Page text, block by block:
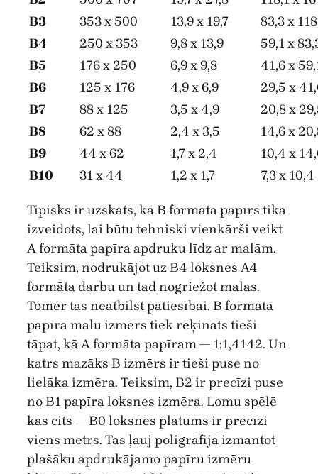
B3
353 x 500 13,9 x 19,7
83,3 x
B4
250 x 353 9,8 x 13,9
59,1 x
B5
176 x 250 6,9 x 9,8
41,6 x
B6
125 x 176 4,9 x 6,9
29,5 x
B7
88 x 125 3,5 x 4,9
20,8 x
B8
62 x 88 2,4 x 3,5
14,6 x
B9
44 x 62 1,7 x 2,4
10,4 x
B10
31 x 44 1,2 x 1,7 7,3 x 10,4
Tipisks ir uzskats, ka B formāta papīrs tika
izveidots, lai būtu tehniski vienkārši veikt
A formāta papīra apdruku līdz ar malām.
Teiksim, nodrukājot uz B4 loksnes A4
formāta darbu un tad nogriežot malas.
Tomēr tas neatbilst patiesībai. B formāta
papīra malu izmērs tiek rēķināts tieši
tāpat, kā A formāta papīram — 1:1,4142. Un
katrs mazāks B izmērs ir tieši puse no
lielāka izmēra. Teiksim, B2 ir precīzi puse
no B1 papīra loksnes izmēra. Lomu spēlē
kas cits — B0 loksnes platums ir precīzi
viens metrs. Tas ļauj poligrāfijā izmantot
plašāku apdrukājamo papīru izmēru